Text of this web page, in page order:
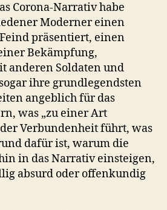
Corona-Narrativ habe
Moderner einen
präsentiert, einen
Bekämpfung,
anderen Soldaten und
ihre grundlegendsten
angeblich für das
was „zu einer Art
Verbundenheit führt, was
dafür ist, warum die
in das Narrativ einsteigen,
absurd oder offenkundig